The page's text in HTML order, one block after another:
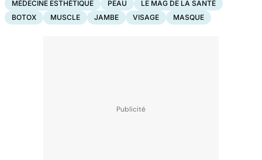
MÉDECINE ESTHÉTIQUE PEAU
LE MAG DE LA SANTÉ
BOTOX
MUSCLE JAMBE VISAGE MASQUE